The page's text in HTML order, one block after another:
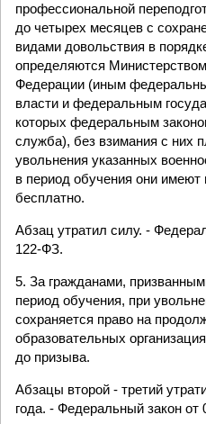
профессиональной
до четырех месяцев с
видами довольствия в
определяются
Федерации (иным
власти и федеральным
которых федеральным
служба), без взимания с них
увольнения указанных
в период обучения они
бесплатно.
Абзац утратил силу. -
122-ФЗ.
5. За гражданами,
период обучения, при
сохраняется право на
образовательных
до призыва.
Абзацы второй - третий
года. - Федеральный закон от